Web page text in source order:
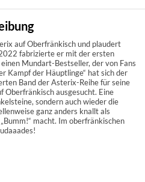
auf Oberfränkisch und plaudert
fabrizierte er mit der ersten
Mundart-Bestseller, der von Fans
Kampf der Häuptlinge“ hat sich der
Band der Asterix-Reihe für seine
ausgesucht. Eine
sondern auch wieder die
ganz anders knallt als
macht. Im oberfränkischen